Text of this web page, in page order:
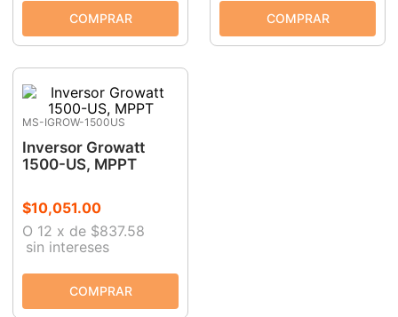
MS-IGROW-1500US
Inversor Growatt
1500-US, MPPT
$10,051.00
O 12 x de $837.58
sin intereses